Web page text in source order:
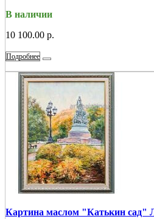
В наличии
10 100.00 р.
Подробнее
Картина маслом "Катькин сад"